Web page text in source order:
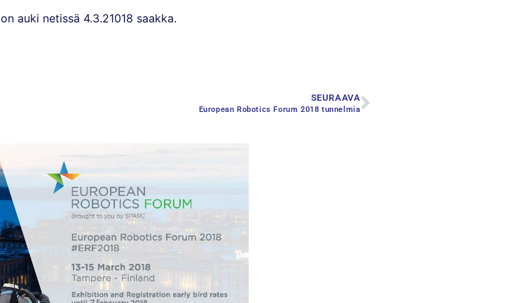
on auki netissä 4.3.21018 saakka.
SEURAAVA
European Robotics Forum 2018 tunnelmia